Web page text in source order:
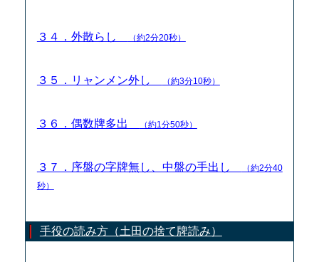
３４．外散らし （約2分20秒）
３５．リャンメン外し （約3分10秒）
３６．偶数牌多出 （約1分50秒）
３７．序盤の字牌無し、中盤の手出し
（約2分40
秒）
手役の読み方（土田の捨て牌読み）